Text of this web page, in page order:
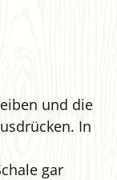
und die
In
gar